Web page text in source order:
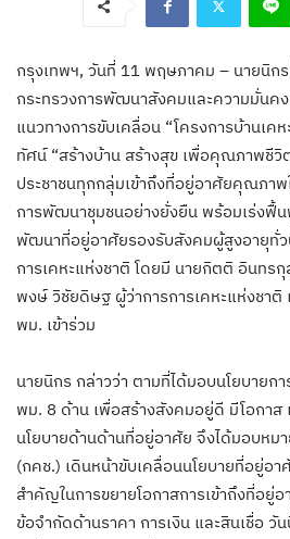
กรุงเทพฯ, วันที่ 11 พฤษภาคม – นายนิก
กระทรวงการพัฒนาสังคมและความมั่นค
แนวทางการขับเคลื่อน “โครงการบ้านเค
ทัศน์ “สร้างบ้าน สร้างสุข เพื่อคุณภาพชีวิ
ประชาชนทุกกลุ่มเข้าถึงที่อยู่อาศัยคุณภาพ
การพัฒนาชุมชนอย่างยั่งยืน พร้อมเร่งฟื้น
พัฒนาที่อยู่อาศัยรองรับสังคมผู้สูงอายุทั่ว
การเคหะแห่งชาติ โดยมี นายกิตติ อินทร
พงษ์ วิชัยดิษฐ ผู้ว่าการการเคหะแห่งชา
พม. เข้าร่วม
นายนิกร กล่าวว่า ตามที่ได้มอบนโยบายก
พม. 8 ด้าน เพื่อสร้างสังคมอยู่ดี มีโอกาส
นโยบายด้านด้านที่อยู่อาศัย จึงได้มอบหมา
(กคช.) เดินหน้าขับเคลื่อนนโยบายที่อยู่อา
สำคัญในการขยายโอกาสการเข้าถึงที่อยู่
ข้อจำกัดด้านราคา การเงิน และสินเชื่อ วั